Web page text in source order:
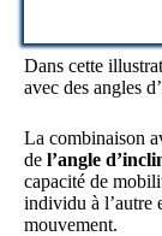
Dans cette
avec des angles
La combinaison
de l’angle
capacité de
individu à l’autre
mouvement.